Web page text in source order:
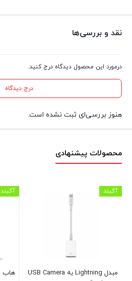
نقد و بررسی‌ها
درمورد این محصول دیدگاه درج کنید.
درج دیدگاه
هنوز بررسی‌ای ثبت نشده است.
محصولات پیشنهادی
مبدل Lightning به USB Camera
آکبند آکبند